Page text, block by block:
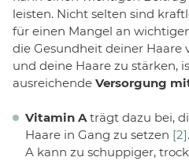
leisten. Nicht selten sind
für einen Mangel an
die Gesundheit deiner
und deine Haare zu stärken,
ausreichende Versorgung
Vitamin Aträgt dazu bei,
Haare in Gang zu setzen [2]
A kann zu schuppiger,